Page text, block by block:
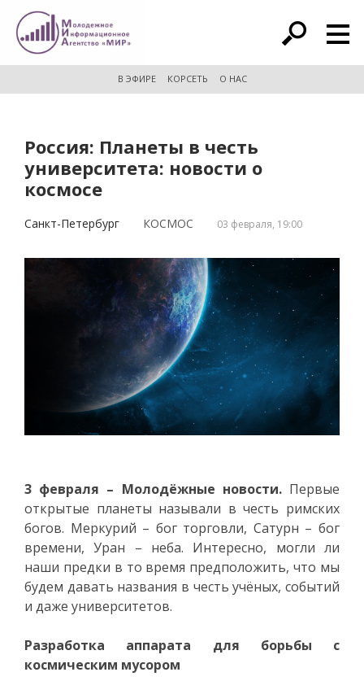
расширенный поиск
В ЭФИРЕ КОРСЕТЬ О НАС
Россия: Планеты в честь
университета: новости о
космосе
Санкт-Петербург КОСМОС 03 февраля, 19:00
3 февраля – Молодёжные новости. Первые
открытые планеты называли в честь римских
богов. Меркурий – бог торговли, Сатурн – бог
времени, Уран – неба. Интересно, могли ли
наши предки в то время предположить, что мы
будем давать названия в честь учёных, событий
и даже университетов.
Разработка аппарата для борьбы с
космическим мусором